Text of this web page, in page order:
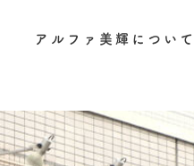
アルファ美輝について